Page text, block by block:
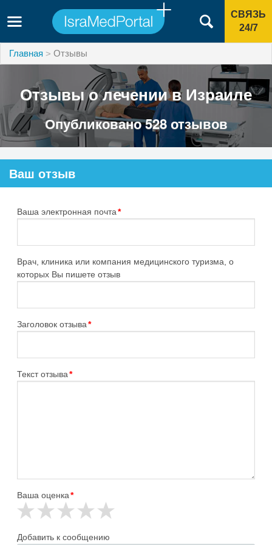
СВЯЗЬ
24/7
Главная Отзывы
Отзывы о лечении в Израиле
Опубликовано 528 отзывов
Ваш отзыв
Ваша электронная почта*
Врач, клиника или компания медицинского туризма, о
которых Вы пишете отзыв
Заголовок отзыва*
Текст отзыва*
Ваша оценка*
Добавить к сообщению